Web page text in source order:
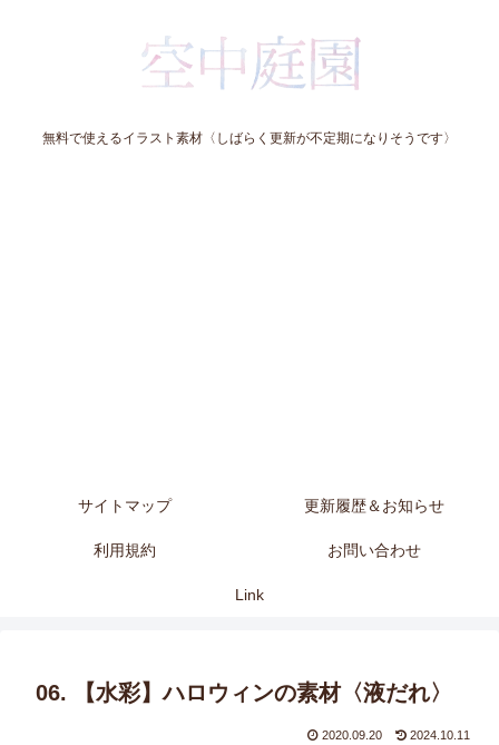
無料で使えるイラスト素材〈しばらく更新が不定期になりそうです〉
サイトマップ 更新履歴＆お知らせ
利用規約 お問い合わせ
Link
06. 【水彩】ハロウィンの素材〈液だれ〉
2020.09.20 2024.10.11